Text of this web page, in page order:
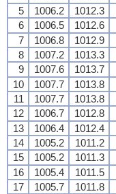
5
1006.2 1012.3
6
1006.5 1012.6
7
1006.8 1012.9
8
1007.2 1013.3
9
1007.6 1013.7
10
1007.7 1013.8
11
1007.7 1013.8
12
1006.7 1012.8
13
1006.4 1012.4
14
1005.2 1011.2
15
1005.2 1011.3
16
1005.4 1011.5
17
1005.7 1011.8